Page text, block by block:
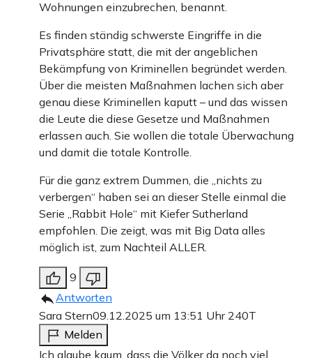
Wohnungen einzubrechen, benannt.
Es finden ständig schwerste Eingriffe in die
Privatsphäre statt, die mit der angeblichen
Bekämpfung von Kriminellen begründet werden.
Über die meisten Maßnahmen lachen sich aber
genau diese Kriminellen kaputt – und das wissen
die Leute die diese Gesetze und Maßnahmen
erlassen auch. Sie wollen die totale Überwachung
und damit die totale Kontrolle.
Für die ganz extrem Dummen, die „nichts zu
verbergen“ haben sei an dieser Stelle einmal die
Serie „Rabbit Hole“ mit Kiefer Sutherland
empfohlen. Die zeigt, was mit Big Data alles
möglich ist, zum Nachteil ALLER.
9
Antworten
Sara Stern09.12.2025 um 13:51 Uhr 240T
Melden
Ich glaube kaum, dass die Völker da noch viel